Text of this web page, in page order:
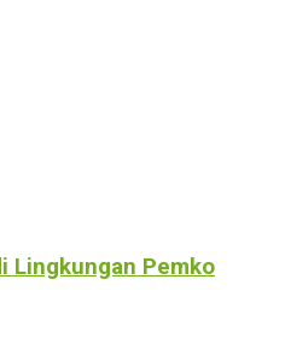
Lingkungan Pemko